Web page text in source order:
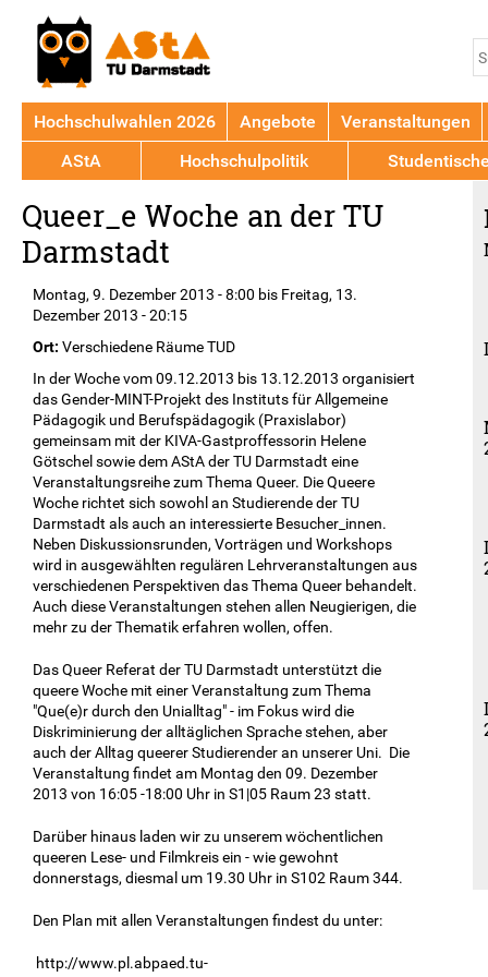
to
top
Queer_e Woche an der TU
Darmstadt
Montag, 9. Dezember 2013 - 8:00 bis Freitag, 13.
Dezember 2013 - 20:15
Ort: Verschiedene Räume TUD
In der Woche vom 09.12.2013 bis 13.12.2013 organisiert
das Gender-MINT-Projekt des Instituts für Allgemeine
Pädagogik und Berufspädagogik (Praxislabor)
gemeinsam mit der KIVA-Gastproffessorin Helene
Götschel sowie dem AStA der TU Darmstadt eine
Veranstaltungsreihe zum Thema Queer. Die Queere
Woche richtet sich sowohl an Studierende der TU
Darmstadt als auch an interessierte Besucher_innen.
Neben Diskussionsrunden, Vorträgen und Workshops
wird in ausgewählten regulären Lehrveranstaltungen aus
verschiedenen Perspektiven das Thema Queer behandelt.
Auch diese Veranstaltungen stehen allen Neugierigen, die
mehr zu der Thematik erfahren wollen, offen.
Das Queer Referat der TU Darmstadt unterstützt die
queere Woche mit einer Veranstaltung zum Thema
"Que(e)r durch den Unialltag" - im Fokus wird die
Diskriminierung der alltäglichen Sprache stehen, aber
auch der Alltag queerer Studierender an unserer Uni. Die
Veranstaltung findet am Montag den 09. Dezember
2013 von 16:05 -18:00 Uhr in S1|05 Raum 23 statt.
Darüber hinaus laden wir zu unserem wöchentlichen
queeren Lese- und Filmkreis ein - wie gewohnt
donnerstags, diesmal um 19.30 Uhr in S102 Raum 344.
Den Plan mit allen Veranstaltungen ​findest du unter:
http://www.pl.abpaed.tu-
Hochschulwahlen 2026 Angebote
Veranstaltungen
AStA
Hochschulpolitik